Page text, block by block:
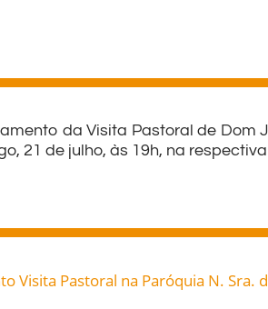
da Visita Pastoral de Dom
21 de julho, às 19h, na